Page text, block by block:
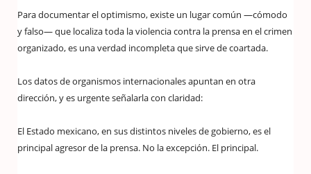
Para documentar el optimismo, existe un lugar común —cómodo
y falso— que localiza toda la violencia contra la prensa en el crimen
organizado, es una verdad incompleta que sirve de coartada.
Los datos de organismos internacionales apuntan en otra
dirección, y es urgente señalarla con claridad:
El Estado mexicano, en sus distintos niveles de gobierno, es el
principal agresor de la prensa. No la excepción. El principal.